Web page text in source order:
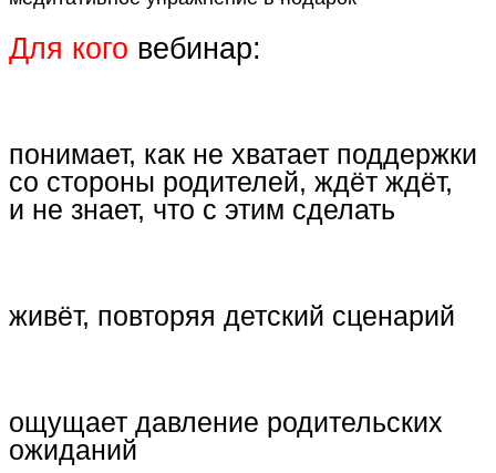
Для кого вебинар:
понимает, как не хватает поддержки
со стороны родителей, ждёт ждёт,
и не знает, что с этим сделать
живёт, повторяя детский сценарий
ощущает давление родительских
ожиданий